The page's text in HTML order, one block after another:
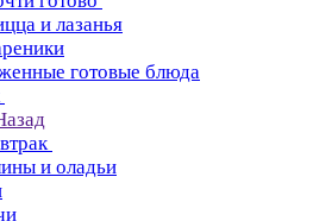
и лазанья
готовые блюда
и оладьи